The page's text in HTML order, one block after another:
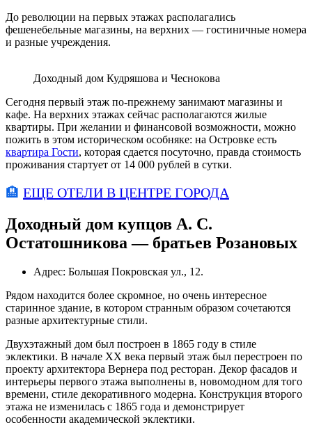
До революции на первых этажах располагались
фешенебельные магазины, на верхних — гостиничные номера
и разные учреждения.
Доходный дом Кудряшова и Чеснокова
Сегодня первый этаж по-прежнему занимают магазины и
кафе. На верхних этажах сейчас располагаются жилые
квартиры. При желании и финансовой возможности, можно
пожить в этом историческом особняке: на Островке есть
квартира Гости, которая сдается посуточно, правда стоимость
проживания стартует от 14 000 рублей в сутки.
🏨 ЕЩЕ ОТЕЛИ В ЦЕНТРЕ ГОРОДА
Доходный дом купцов А. С.
Остатошникова — братьев Розановых
Адрес: Большая Покровская ул., 12.
Рядом находится более скромное, но очень интересное
старинное здание, в котором странным образом сочетаются
разные архитектурные стили.
Двухэтажный дом был построен в 1865 году в стиле
эклектики. В начале XX века первый этаж был перестроен по
проекту архитектора Вернера под ресторан. Декор фасадов и
интерьеры первого этажа выполнены в, новомодном для того
времени, стиле декоративного модерна. Конструкция второго
этажа не изменилась с 1865 года и демонстрирует
особенности академической эклектики.